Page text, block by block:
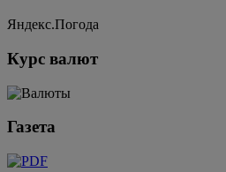
Яндекс.Погода
Курс валют
Газета